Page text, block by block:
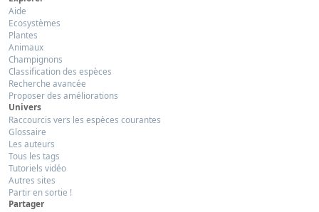
Aide
Ecosystèmes
Plantes
Animaux
Champignons
Classification des espèces
Recherche avancée
Proposer des améliorations
Univers
Raccourcis vers les espèces courantes
Glossaire
Les auteurs
Tous les tags
Tutoriels vidéo
Autres sites
Partir en sortie !
Partager